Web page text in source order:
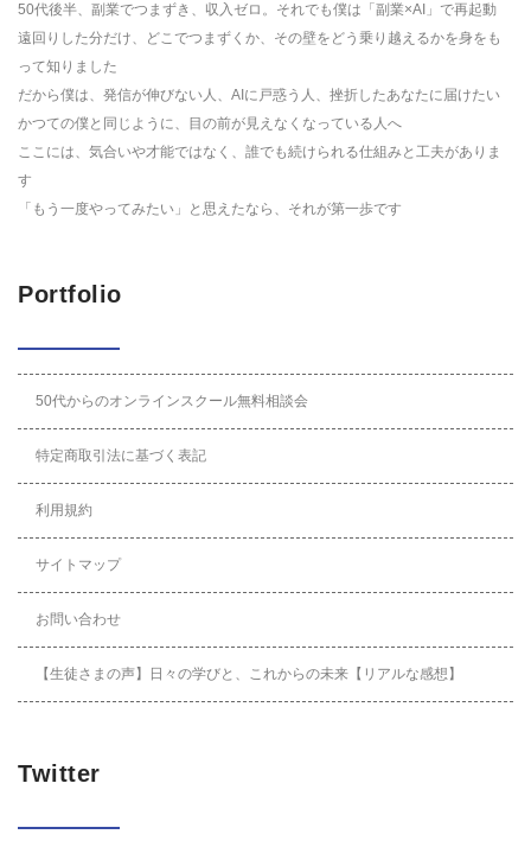
50代後半、副業でつまずき、収入ゼロ。それでも僕は「副業×AI」で再起動
遠回りした分だけ、どこでつまずくか、その壁をどう乗り越えるかを身をも
って知りました
だから僕は、発信が伸びない人、AIに戸惑う人、挫折したあなたに届けたい
かつての僕と同じように、目の前が見えなくなっている人へ
ここには、気合いや才能ではなく、誰でも続けられる仕組みと工夫がありま
す
「もう一度やってみたい」と思えたなら、それが第一歩です
Portfolio
50代からのオンラインスクール無料相談会
特定商取引法に基づく表記
利用規約
サイトマップ
お問い合わせ
【生徒さまの声】日々の学びと、これからの未来【リアルな感想】
Twitter